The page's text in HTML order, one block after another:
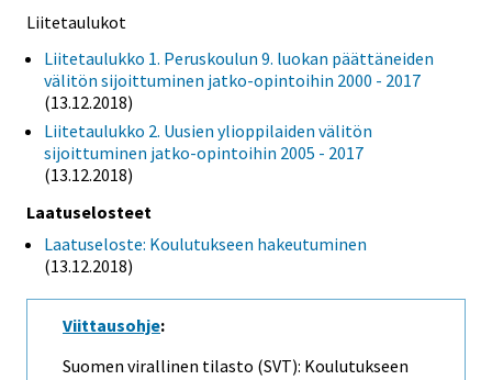
Liitetaulukot
Liitetaulukko 1. Peruskoulun 9. luokan päättäneiden
välitön sijoittuminen jatko-opintoihin 2000 - 2017
(13.12.2018)
Liitetaulukko 2. Uusien ylioppilaiden välitön
sijoittuminen jatko-opintoihin 2005 - 2017
(13.12.2018)
Laatuselosteet
Laatuseloste: Koulutukseen hakeutuminen
(13.12.2018)
Viittausohje:
Suomen virallinen tilasto (SVT): Koulutukseen